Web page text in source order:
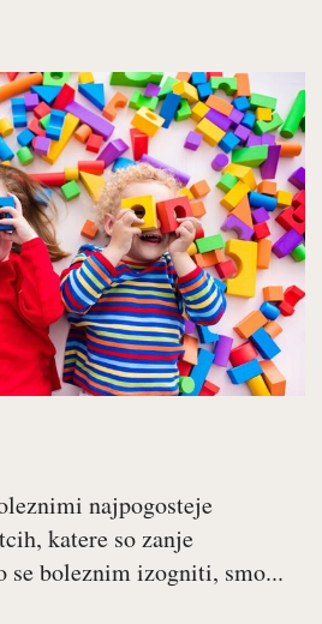
najpogosteje
katere so zanje
se boleznim izogniti, smo...